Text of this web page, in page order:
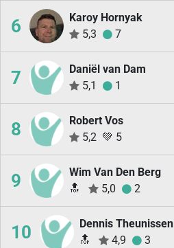
6
Karoy Hornyak
5,3
7
7
Daniël van Dam
5,1
1
8
Robert Vos
5,2 💚 5
9
Wim Van Den Berg
🔝
5,0 2
10
Dennis Theunissen
🔝
4,9 3